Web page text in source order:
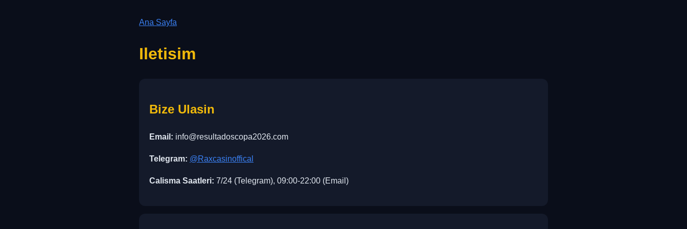
Ana Sayfa
Iletisim
Bize Ulasin
Email: info@resultadoscopa2026.com
Telegram: @Raxcasinoffical
Calisma Saatleri: 7/24 (Telegram), 09:00-22:00 (Email)